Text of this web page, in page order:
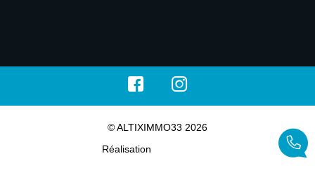
© ALTIXIMMO33 2026
Réalisation